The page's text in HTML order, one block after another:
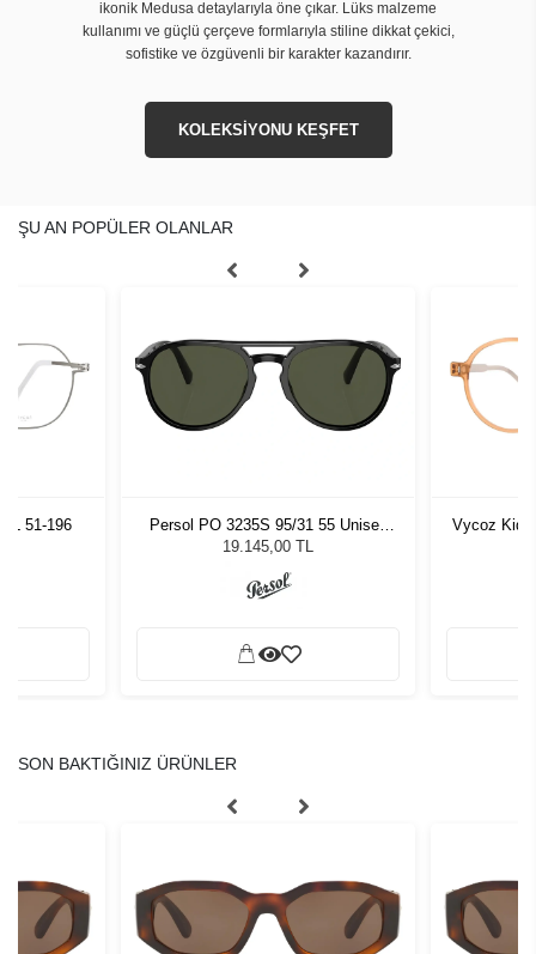
ikonik Medusa detaylarıyla öne çıkar. Lüks malzeme
kullanımı ve güçlü çerçeve formlarıyla stiline dikkat çekici,
sofistike ve özgüvenli bir karakter kazandırır.
KOLEKSİYONU KEŞFET
ŞU AN POPÜLER OLANLAR
51-196
Persol PO 3235S 95/31 55 Unisex
Güneş Gözlüğü
19.145,00 TL
Vycoz Kids
SON BAKTIĞINIZ ÜRÜNLER